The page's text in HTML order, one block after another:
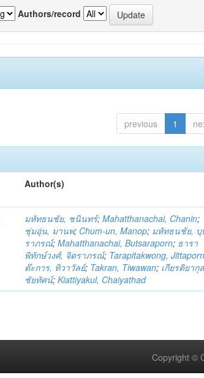
Authors/record
previous 1
Author(s)
มหัทธนชัย, ชนินทร์;Mahatthanachai, Chanin;
ชุ่มอุ่น, มานพ; Chum-un, Manop; มหัทธนชัย, บุ
ราภรณ์;Mahatthanachai, Butsaraporn; ธารา
พิทักษ์วงศ์, จิตราภรณ์; Tarapitakwong,
ต๊ะการ, ทิวาวัลย์; Takran, Tiwawan; เกียรติยากุ
ชัยทัศน์;Kiattiyakul, Chaiyathad
Copyright ©